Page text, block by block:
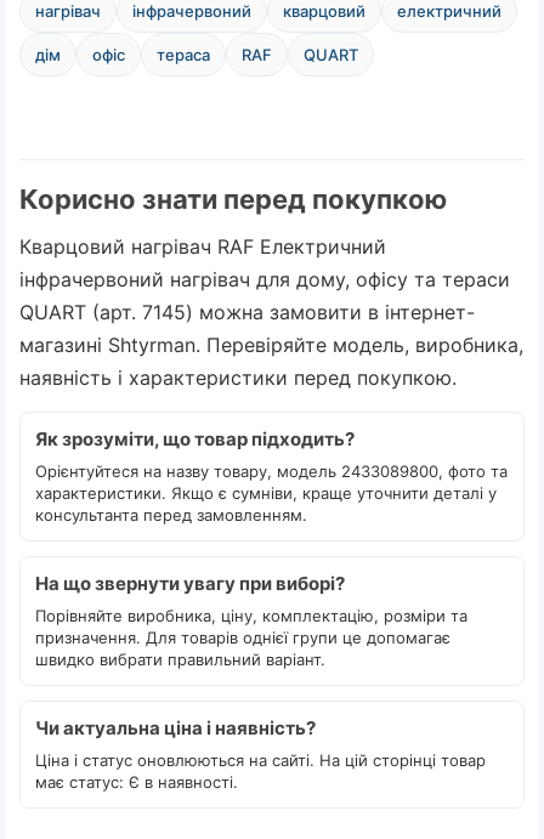
нагрівач інфрачервоний кварцовий електричний
дім офіс тераса RAF QUART
Корисно знати перед покупкою
Кварцовий нагрівач RAF Електричний
інфрачервоний нагрівач для дому, офісу та тераси
QUART (арт. 7145) можна замовити в інтернет-
магазині Shtyrman. Перевіряйте модель, виробника,
наявність і характеристики перед покупкою.
Як зрозуміти, що товар підходить?
Орієнтуйтеся на назву товару, модель 2433089800, фото та
характеристики. Якщо є сумніви, краще уточнити деталі у
консультанта перед замовленням.
На що звернути увагу при виборі?
Порівняйте виробника, ціну, комплектацію, розміри та
призначення. Для товарів однієї групи це допомагає
швидко вибрати правильний варіант.
Чи актуальна ціна і наявність?
Ціна і статус оновлюються на сайті. На цій сторінці товар
має статус: Є в наявності.